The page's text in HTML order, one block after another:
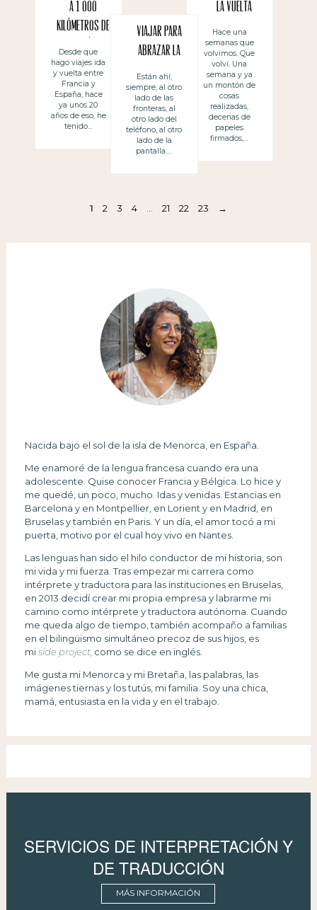
A 1 000
Kilómetros de
papá
Desde que
hago viajes ida
y vuelta entre
Francia y
España, hace
ya unos 20
años de eso, he
tenido…
Viajar para
abrazar la
sonrisa de las
amigas
Están ahí,
siempre, al otro
lado de las
fronteras, al
otro lado del
teléfono, al otro
lado de la
pantalla….
La vuelta
Hace una
semanas que
volvimos. Que
volví. Una
semana y ya
un montón de
cosas
realizadas,
decenas de
papeles
firmados,…
1 2 3 4 … 21 22 23 →
Nacida bajo el sol de la isla de Menorca, en España.
Me enamoré de la lengua francesa cuando era una
adolescente. Quise conocer Francia y Bélgica. Lo hice y
me quedé, un poco, mucho. Idas y venidas. Estancias en
Barcelona y en Montpellier, en Lorient y en Madrid, en
Bruselas y también en Paris. Y un día, el amor tocó a mi
puerta, motivo por el cual hoy vivo en Nantes.
Las lenguas han sido el hilo conductor de mi historia, son
mi vida y mi fuerza. Tras empezar mi carrera como
intérprete y traductora para las instituciones en Bruselas,
en 2013 decidí crear mi propia empresa y labrarme mi
camino como intérprete y traductora autónoma. Cuando
me queda algo de tiempo, también acompaño a familias
en el bilingüismo simultáneo precoz de sus hijos, es
mi side project, como se dice en inglés.
Me gusta mi Menorca y mi Bretaña, las palabras, las
imágenes tiernas y los tutús, mi familia. Soy una chica,
mamá, entusiasta en la vida y en el trabajo.
SERVICIOS DE INTERPRETACIÓN Y
DE TRADUCCIÓN
MÁS INFORMACIÓN